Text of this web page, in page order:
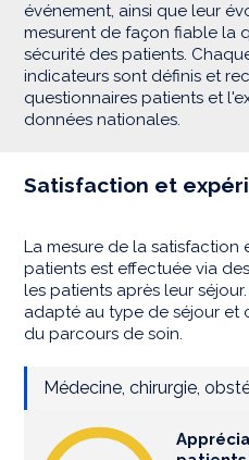
événement, ainsi que leur
mesurent de façon fiable la
sécurité des patients.
indicateurs sont définis et
questionnaires patients et
données nationales.
Satisfaction et
La mesure de la satisfaction
patients est effectuée via
les patients après leur
adapté au type de séjour et
du parcours de soin.
Médecine, chirurgie,